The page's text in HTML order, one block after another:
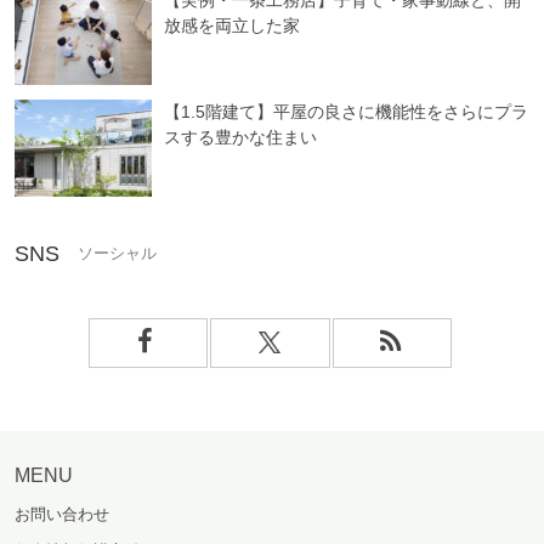
放感を両立した家
【1.5階建て】平屋の良さに機能性をさらにプラ
スする豊かな住まい
SNS
MENU
お問い合わせ